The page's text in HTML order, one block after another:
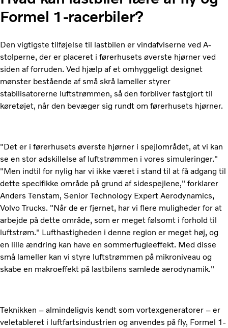
Formel 1-racerbiler?
Den vigtigste tilføjelse til lastbilen er vindafviserne ved A-
stolperne, der er placeret i førerhusets øverste hjørner ved
siden af forruden. Ved hjælp af et omhyggeligt designet
mønster bestående af små skrå lameller styrer
stabilisatorerne luftstrømmen, så den forbliver fastgjort til
køretøjet, når den bevæger sig rundt om førerhusets hjørner.
"Det er i førerhusets øverste hjørner i spejlområdet, at vi kan
se en stor adskillelse af luftstrømmen i vores simuleringer."
"Men indtil for nylig har vi ikke været i stand til at få adgang til
dette specifikke område på grund af sidespejlene," forklarer
Anders Tenstam, Senior Technology Expert Aerodynamics,
Volvo Trucks. "Når de er fjernet, har vi flere muligheder for at
arbejde på dette område, som er meget følsomt i forhold til
luftstrøm." Lufthastigheden i denne region er meget høj, og
en lille ændring kan have en sommerfugleeffekt. Med disse
små lameller kan vi styre luftstrømmen på mikroniveau og
skabe en makroeffekt på lastbilens samlede aerodynamik."
Teknikken – almindeligvis kendt som vortexgeneratorer – er
veletableret i luftfartsindustrien og anvendes på fly, Formel 1-